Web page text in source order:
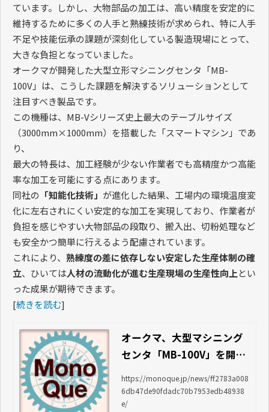
ています。しかし、大物部品の加工は、高い精度を安定的に
維持するために多くの人手と熟練技術が求められ、特に人手
不足や技能伝承の課題が深刻化している製造現場にとって、
大きな負担となっていました。
オークマが開発した大型立形マシニングセンタ「MB-
100V」は、こうした課題を解決するソリューションとして
注目すべき製品です。
この機種は、MB-Vシリーズ史上最大のテーブルサイズ
（3000mm×1000mm）を搭載した「スマートマシン」であ
り、
最大の特長は、加工経験が少ない作業者でも高精度かつ高能
率な加工を可能にする点にあります。
同社の 「知能化技術」 が進化した結果、工場内の環境温度変
化に左右されにくい安定的な加工を実現しており、作業者が
負担を感じやすい大物部品の段取り、搬入出、切粉処理など
も安全かつ簡単に行えるよう配慮されています。
これにより、 熟練度の差に依存しない安定した生産体制の確
立、ひいては人材の流動化が進む生産現場の生産性向上とい
った成果が期待できます。
[続きを読む]
オークマ、大型マシニング
センタ「MB-100V」を開発
ノクエ＞
https://monoque.jp/news/ff2783a008
6db47de90fdadc70b7953edb48938
e/